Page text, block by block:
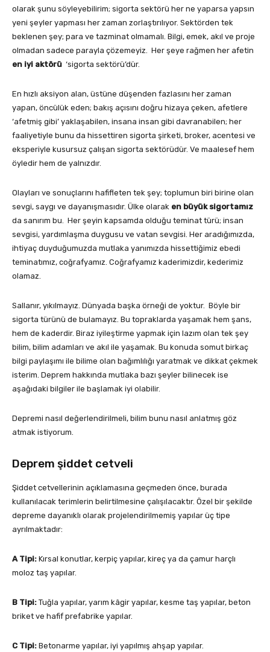
olarak şunu söyleyebilirim; sigorta sektörü her ne yaparsa yapsın
yeni şeyler yapması her zaman zorlaştırılıyor. Sektörden tek
beklenen şey; para ve tazminat olmamalı. Bilgi, emek, akıl ve proje
olmadan sadece parayla çözemeyiz. Her şeye rağmen her afetin
en iyi aktörü ‘sigorta sektörü’dür.
En hızlı aksiyon alan, üstüne düşenden fazlasını her zaman
yapan, öncülük eden; bakış açısını doğru hizaya çeken, afetlere
‘afetmiş gibi’ yaklaşabilen, insana insan gibi davranabilen; her
faaliyetiyle bunu da hissettiren sigorta şirketi, broker, acentesi ve
eksperiyle kusursuz çalışan sigorta sektörüdür. Ve maalesef hem
öyledir hem de yalnızdır.
Olayları ve sonuçlarını hafifleten tek şey; toplumun biri birine olan
sevgi, saygı ve dayanışmasıdır. Ülke olarak en büyük sigortamız
da sanırım bu. Her şeyin kapsamda olduğu teminat türü; insan
sevgisi, yardımlaşma duygusu ve vatan sevgisi. Her aradığımızda,
ihtiyaç duyduğumuzda mutlaka yanımızda hissettiğimiz ebedi
teminatımız, coğrafyamız. Coğrafyamız kaderimizdir, kederimiz
olamaz.
Sallanır, yıkılmayız. Dünyada başka örneği de yoktur. Böyle bir
sigorta türünü de bulamayız. Bu topraklarda yaşamak hem şans,
hem de kaderdir. Biraz iyileştirme yapmak için lazım olan tek şey
bilim, bilim adamları ve akıl ile yaşamak. Bu konuda somut birkaç
bilgi paylaşımı ile bilime olan bağımlılığı yaratmak ve dikkat çekmek
isterim. Deprem hakkında mutlaka bazı şeyler bilinecek ise
aşağıdaki bilgiler ile başlamak iyi olabilir.
Depremi nasıl değerlendirilmeli, bilim bunu nasıl anlatmış göz
atmak istiyorum.
Deprem şiddet cetveli
Şiddet cetvellerinin açıklamasına geçmeden önce, burada
kullanılacak terimlerin belirtilmesine çalışılacaktır. Özel bir şekilde
depreme dayanıklı olarak projelendirilmemiş yapılar üç tipe
ayrılmaktadır:
A Tipi: Kırsal konutlar, kerpiç yapılar, kireç ya da çamur harçlı
moloz taş yapılar.
B Tipi: Tuğla yapılar, yarım kâgir yapılar, kesme taş yapılar, beton
briket ve hafif prefabrike yapılar.
C Tipi: Betonarme yapılar, iyi yapılmış ahşap yapılar.